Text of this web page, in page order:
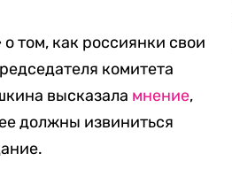
том, как россиянки свои
комитета
высказала мнение,
должны извиниться